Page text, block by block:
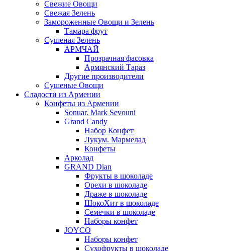
Свежие Овощи
Свежая Зелень
Замороженные Овощи и Зелень
Тамара фрут
Сушеная Зелень
АРМЧАЙ
Прозрачная фасовка
Армянский Тараз
Другие производители
Сушеные Овощи
Сладости из Армении
Конфеты из Армении
Sonuar. Mark Sevouni
Grand Candy
Набор Конфет
Лукум. Мармелад
Конфеты
Арколад
GRAND Dian
Фрукты в шоколаде
Орехи в шоколаде
Драже в шоколаде
ШокоХит в шоколаде
Семечки в шоколаде
Наборы конфет
JOYCO
Наборы конфет
Сухофрукты в шоколаде